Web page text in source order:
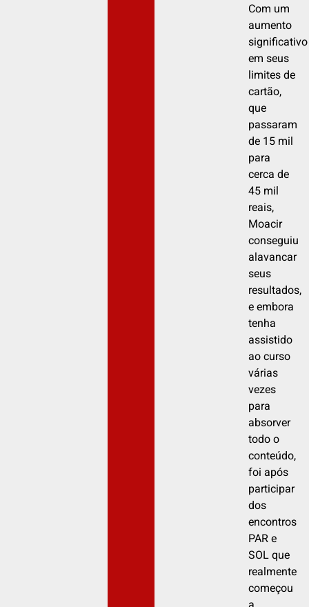
Com um
aumento
significativo
em seus
limites de
cartão,
que
passaram
de 15 mil
para
cerca de
45 mil
reais,
Moacir
conseguiu
alavancar
seus
resultados,
e embora
tenha
assistido
ao curso
várias
vezes
para
absorver
todo o
conteúdo,
foi após
participar
dos
encontros
PAR e
SOL que
realmente
começou